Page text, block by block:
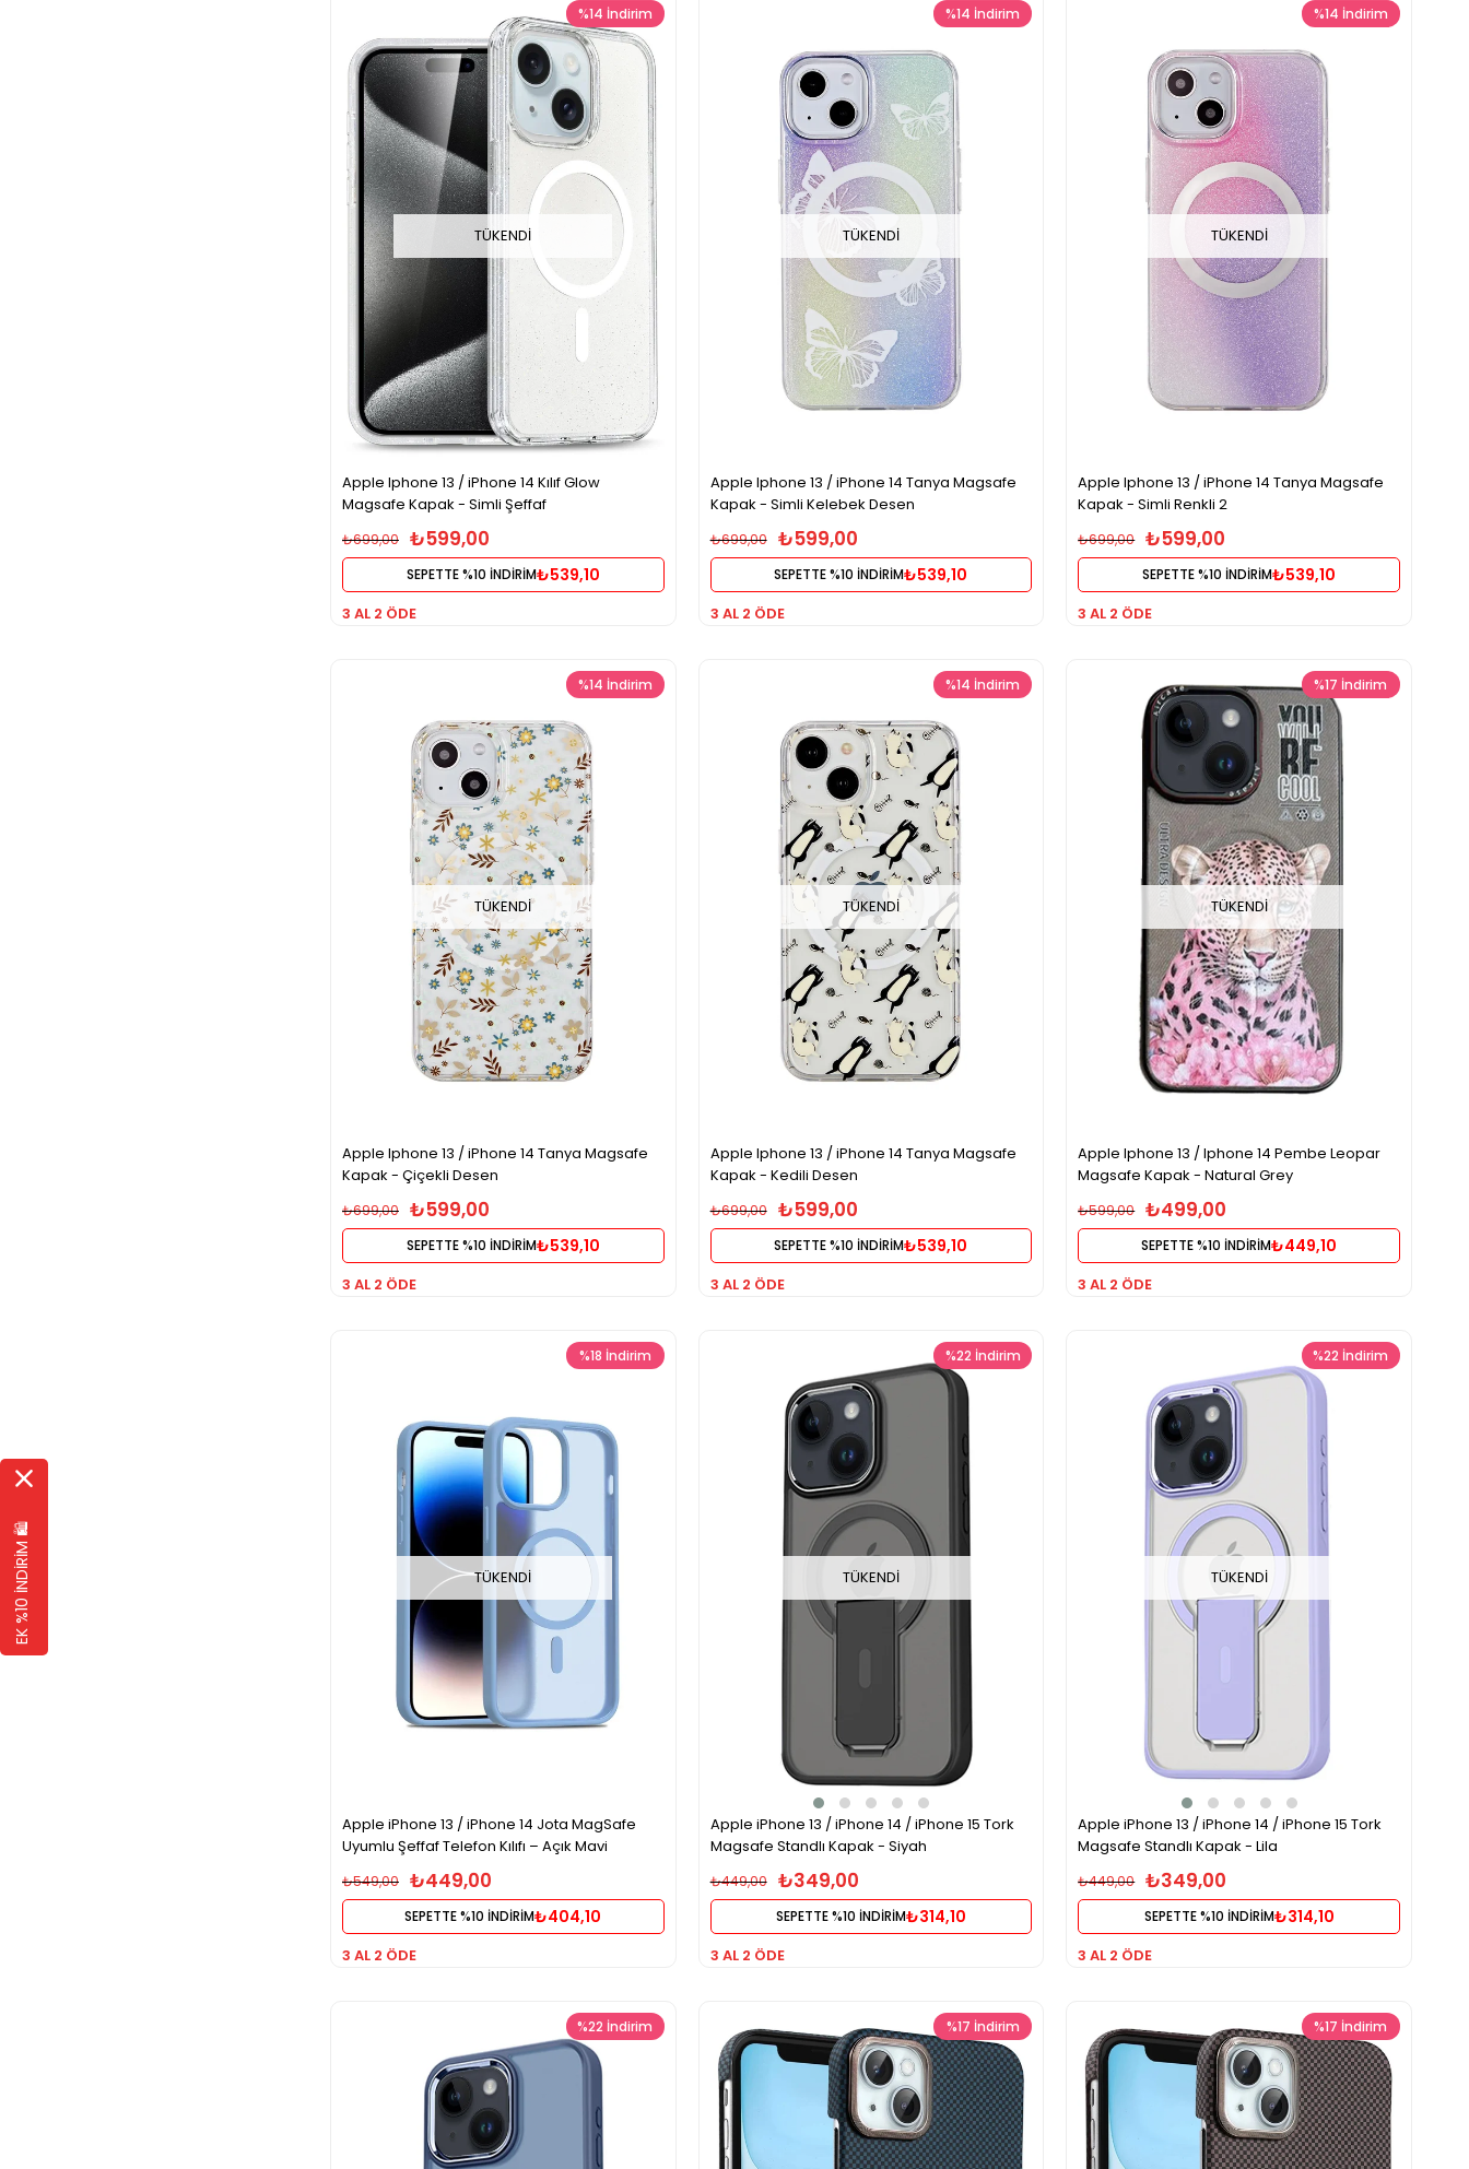
TÜKENDI
Apple Iphone 13 / iPhone 14 Kılıf Glow
Magsafe Kapak - Simli Şeffaf
₺599,00
₺699,00
SEPETTE %10 İNDİRİM₺539,10
%14 İndirim
3 AL 2 ÖDE
TÜKENDI
Apple Iphone 13 / iPhone 14 Tanya Magsafe
Kapak - Simli Kelebek Desen
₺599,00
₺699,00
SEPETTE %10 İNDİRİM₺539,10
%14 İndirim
3 AL 2 ÖDE
TÜKENDI
Apple Iphone 13 / iPhone 14 Tanya Magsafe
Kapak - Simli Renkli 2
₺599,00
₺699,00
SEPETTE %10 İNDİRİM₺539,10
%14 İndirim
3 AL 2 ÖDE
TÜKENDI
Apple Iphone 13 / iPhone 14 Tanya Magsafe
Kapak - Çiçekli Desen
₺599,00
₺699,00
SEPETTE %10 İNDİRİM₺539,10
%14 İndirim
3 AL 2 ÖDE
TÜKENDI
Apple Iphone 13 / iPhone 14 Tanya Magsafe
Kapak - Kedili Desen
₺599,00
₺699,00
SEPETTE %10 İNDİRİM₺539,10
%14 İndirim
3 AL 2 ÖDE
TÜKENDI
Apple Iphone 13 / Iphone 14 Pembe Leopar
Magsafe Kapak - Natural Grey
₺499,00
₺599,00
SEPETTE %10 İNDİRİM₺449,10
%17 İndirim
3 AL 2 ÖDE
TÜKENDI
Apple iPhone 13 / iPhone 14 Jota MagSafe
Uyumlu Şeffaf Telefon Kılıfı – Açık Mavi
₺449,00
₺549,00
SEPETTE %10 İNDİRİM₺404,10
%18 İndirim
3 AL 2 ÖDE
TÜKENDI
Apple iPhone 13 / iPhone 14 / iPhone 15 Tork
Magsafe Standlı Kapak - Siyah
₺349,00
₺449,00
SEPETTE %10 İNDİRİM₺314,10
%22 İndirim
3 AL 2 ÖDE
TÜKENDI
Apple iPhone 13 / iPhone 14 / iPhone 15 Tork
Magsafe Standlı Kapak - Lila
₺349,00
₺449,00
SEPETTE %10 İNDİRİM₺314,10
%22 İndirim
3 AL 2 ÖDE
%22 İndirim %17 İndirim %17 İndirim
EK %10 İNDİRİM 🛍️